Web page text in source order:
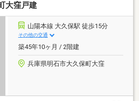
大窪戸建
山陽本線 大久保駅 徒歩15分
その他の交通
築45年10ヶ月 / 2階建
兵庫県明石市大久保町大窪